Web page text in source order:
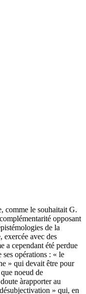
comme le souhaitait G.
opposant
de la
exercée avec des
a cependant été perdue
opérations : « le
» qui devait être pour
noeud de
àrapporter au
» qui, en